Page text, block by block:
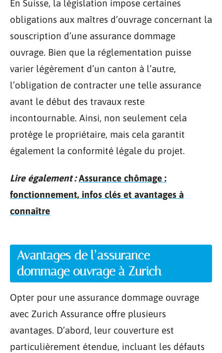
En Suisse, la législation impose certaines
obligations aux maîtres d’ouvrage concernant la
souscription d’une assurance dommage
ouvrage. Bien que la réglementation puisse
varier légèrement d’un canton à l’autre,
l’obligation de contracter une telle assurance
avant le début des travaux reste
incontournable. Ainsi, non seulement cela
protège le propriétaire, mais cela garantit
également la conformité légale du projet.
Lire également : Assurance chômage :
fonctionnement, infos clés et avantages à
connaître
Avantages de l’assurance
dommage ouvrage à Zurich
Opter pour une assurance dommage ouvrage
avec Zurich Assurance offre plusieurs
avantages. D’abord, leur couverture est
particulièrement étendue, incluant les défauts